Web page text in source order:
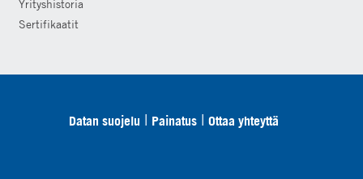
Yrityshistoria
Sertifikaatit
Datan suojelu Painatus Ottaa yhteyttä